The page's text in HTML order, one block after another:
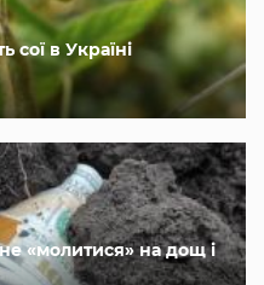
сої в Україні
«молитися» на дощ і